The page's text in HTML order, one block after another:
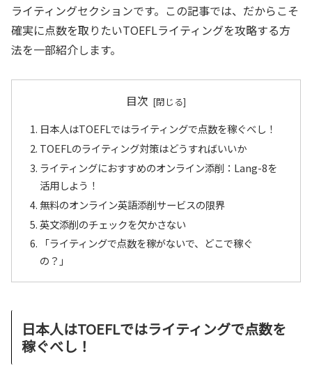
ライティングセクションです。この記事では、だからこそ
確実に点数を取りたいTOEFLライティングを攻略する方
法を一部紹介します。
目次
日本人はTOEFLではライティングで点数を稼ぐべし！
TOEFLのライティング対策はどうすればいいか
ライティングにおすすめのオンライン添削：Lang-8を
活用しよう！
無料のオンライン英語添削サービスの限界
英文添削のチェックを欠かさない
「ライティングで点数を稼がないで、どこで稼ぐ
の？」
日本人はTOEFLではライティングで点数を
稼ぐべし！